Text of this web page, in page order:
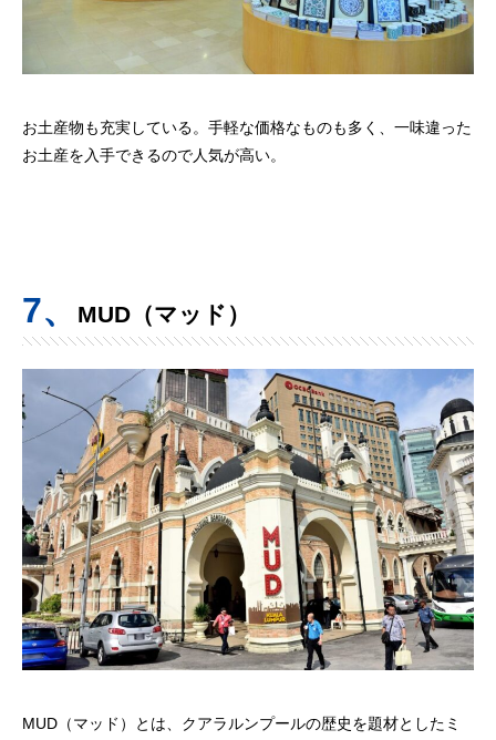
お土産物も充実している。手軽な価格なものも多く、一味違った
お土産を入手できるので人気が高い。
7、 MUD（マッド）
MUD（マッド）とは、クアラルンプールの歴史を題材としたミ